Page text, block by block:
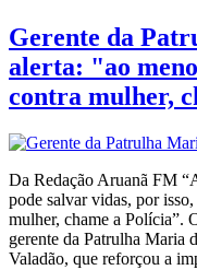
Gerente da
alerta: "ao
contra mulher,
Da Redação Aruanã FM
pode salvar vidas, por
mulher, chame a Polícia”.
gerente da Patrulha Maria
Valadão, que reforçou a